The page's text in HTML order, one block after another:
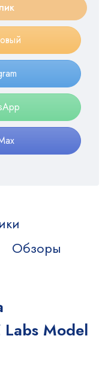
Обзоры
Model